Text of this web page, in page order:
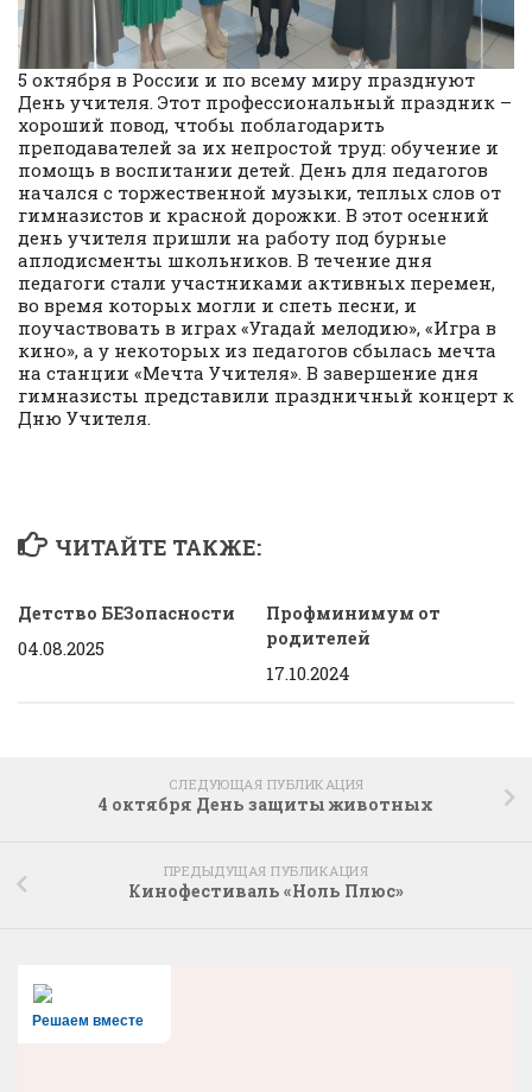
5 октября в России и по всему миру празднуют
День учителя. Этот профессиональный праздник –
хороший повод, чтобы поблагодарить
преподавателей за их непростой труд: обучение и
помощь в воспитании детей. День для педагогов
начался с торжественной музыки, теплых слов от
гимназистов и красной дорожки. В этот осенний
день учителя пришли на работу под бурные
аплодисменты школьников. В течение дня
педагоги стали участниками активных перемен,
во время которых могли и спеть песни, и
поучаствовать в играх «Угадай мелодию», «Игра в
кино», а у некоторых из педагогов сбылась мечта
на станции «Мечта Учителя». В завершение дня
гимназисты представили праздничный концерт к
Дню Учителя.
ЧИТАЙТЕ ТАКЖЕ:
Детство БЕЗопасности
04.08.2025
Профминимум от
родителей
17.10.2024
СЛЕДУЮЩАЯ ПУБЛИКАЦИЯ
4 октября День защиты животных
ПРЕДЫДУЩАЯ ПУБЛИКАЦИЯ
Кинофестиваль «Ноль Плюс»
Решаем вместе